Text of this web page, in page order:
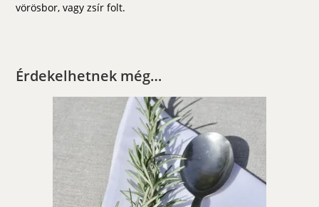
vörösbor, vagy zsír folt.
Érdekelhetnek még…